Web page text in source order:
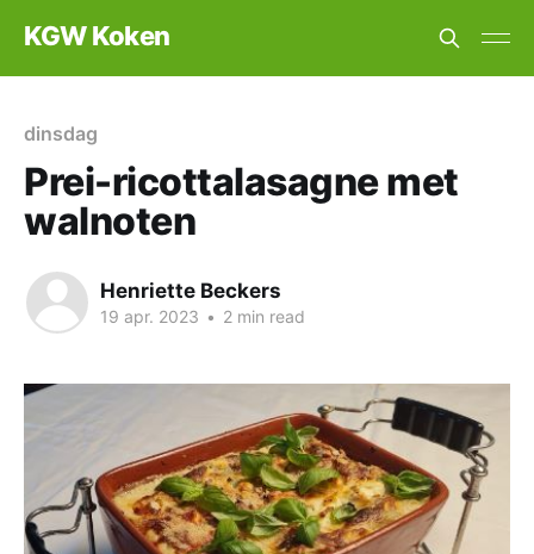
KGW Koken
dinsdag
Prei-ricottalasagne met
walnoten
Henriette Beckers
19 apr. 2023 • 2 min read